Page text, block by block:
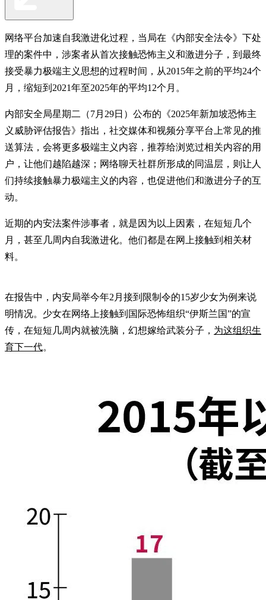
网络平台加速自我激进化过程，当局在《内部安全法令》下处
理的案件中，涉案者从首次接触恐怖主义和激进分子，到最终
接受暴力极端主义思想的过程时间，从2015年之前的平均24个
月，缩短到2021年至2025年的平均12个月。
内部安全局星期二（7月29日）公布的《2025年新加坡恐怖主
义威胁评估报告》指出，社交媒体和视频分享平台上常见的推
送算法，会将更多极端主义内容，推荐给浏览过相关内容的用
户，让他们越陷越深；网络聊天社群所形成的同温层，则让人
们持续接触暴力极端主义的内容，也促进他们和激进分子的互
动。
近期的内安法案件涉事者，就是因为以上因素，在短短几个
月，甚至几周内自我激进化。他们都是在网上接触到相关材
料。
在报告中，内安局举今年2月接到限制令的15岁少女为例来说
明情况。少女在网络上接触到国际恐怖组织“伊斯兰国”的宣
传，在短短几周内就被洗脑，幻想嫁给武装分子， 为这组织生
育下一代。